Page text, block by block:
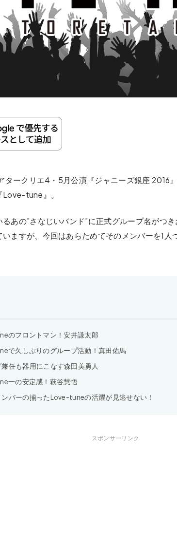
タークリエ4・5月公演『ジャニーズ銀座 2016
Love-tune』。
あの”さなじいバンド”に正式グループ名がつ
いますが、今回はあらためてそのメンバーを1人
のフロントマン！安井謙太郎
で久しぶりのグループ活動！真田佑馬
任も器用にこなす森田美勇人
一の安定感！萩谷慧悟
バーの揃ったLove-tuneの活躍が見逃せない！
スポンサーリンク